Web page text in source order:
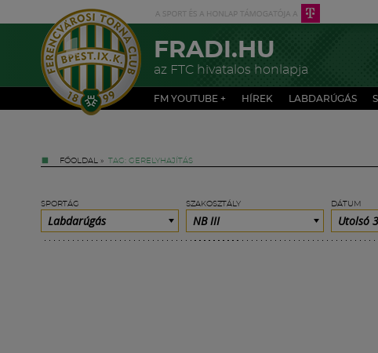
FRADI.HU
az FTC hivatalos honlapja
FM YOUTUBE + HÍREK LABDARÚGÁS
FŐOLDAL » TAG: GERELYHAJÍTÁS
SPORTÁG
Labdarúgás
SZAKOSZTÁLY
NB III
DÁTUM
Utolsó